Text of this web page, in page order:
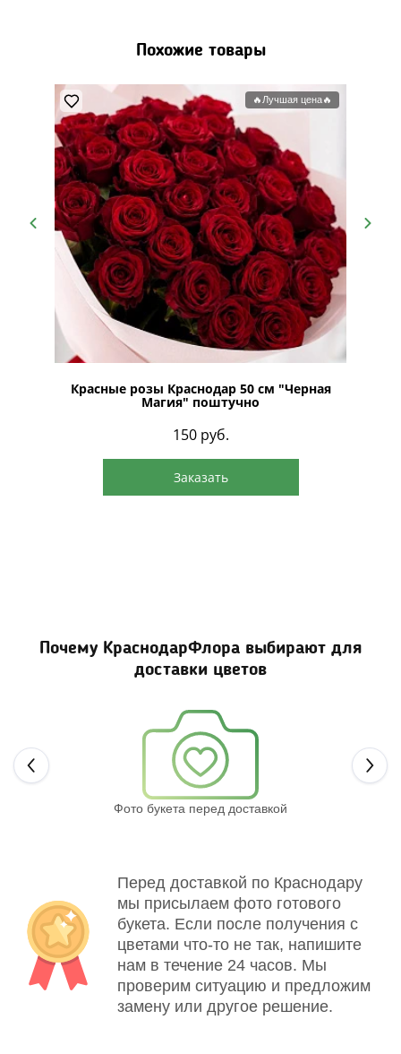
Похожие товары
🔥Лучшая цена🔥
Красные розы Краснодар 50 см "Черная
Магия" поштучно
150 руб.
Заказать
Почему КраснодарФлора выбирают для
доставки цветов
Фото букета перед доставкой
Перед доставкой по Краснодару
мы присылаем фото готового
букета. Если после получения с
цветами что-то не так, напишите
нам в течение 24 часов. Мы
проверим ситуацию и предложим
замену или другое решение.